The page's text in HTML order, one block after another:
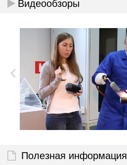
Полезная информация